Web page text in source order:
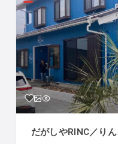
だがしやRINC／り